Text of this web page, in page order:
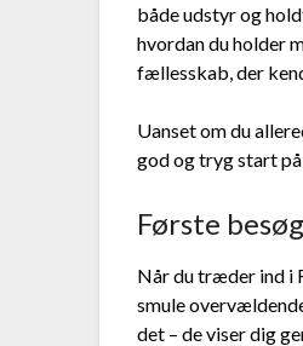
både udstyr og
hvordan du holder
fællesskab, der
Uanset om du
god og tryg start
Første
Når du træder ind i
smule
det – de viser dig